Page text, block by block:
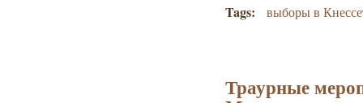
Tags: выборы в
Траурные